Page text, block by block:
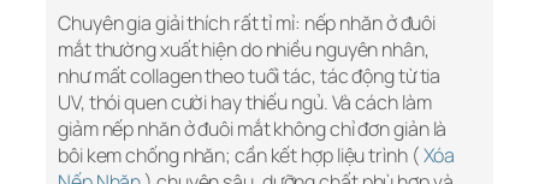
Chuyên gia giải thích rất tỉ mỉ: nếp nhăn ở đuôi
mắt thường xuất hiện do nhiều nguyên nhân,
như mất collagen theo tuổi tác, tác động từ tia
UV, thói quen cười hay thiếu ngủ. Và cách làm
giảm nếp nhăn ở đuôi mắt không chỉ đơn giản là
bôi kem chống nhăn; cần kết hợp liệu trình (Xóa